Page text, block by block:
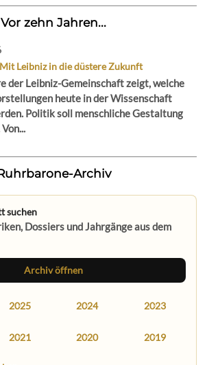
Vor zehn Jahren...
Leibniz in die düstere Zukunft
der Leibniz-Gemeinschaft zeigt, welche
heute in der Wissenschaft
Politik soll menschliche Gestaltung
Archiv
suchen
Dossiers und Jahrgänge aus dem
Archiv öffnen
2025 2024 2023
2021 2020 2019